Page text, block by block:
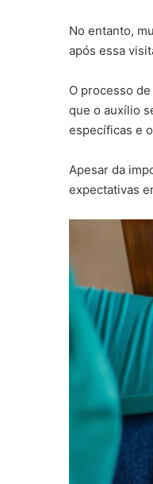
No entanto,
após essa
O processo
que o auxílio
específicas e
Apesar da
expectativas